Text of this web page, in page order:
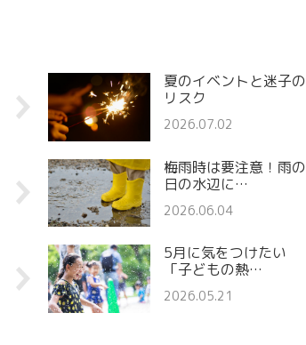
夏のイベントと迷子の
リスク
2026.07.02
梅雨時は要注意！雨の
日の水辺に…
2026.06.04
5月に気をつけたい
「子どもの熱…
2026.05.21